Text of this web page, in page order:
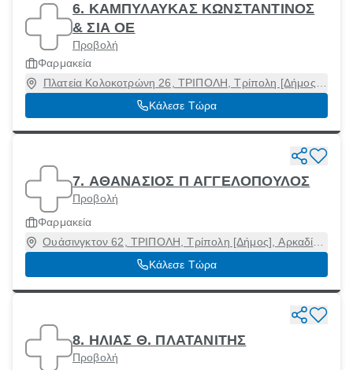
6. ΚΑΜΠΥΛΑΥΚΑΣ ΚΩΝΣΤΑΝΤΙΝΟΣ
& ΣΙΑ ΟΕ
Προβολή
Φαρμακεία
Πλατεία Κολοκοτρώνη 26, ΤΡΙΠΟΛΗ, Τρίπολη [Δήμος],
Αρκαδία, 22100
Κάλεσε Τώρα
7. ΑΘΑΝΑΣΙΟΣ Π ΑΓΓΕΛΟΠΟΥΛΟΣ
Προβολή
Φαρμακεία
Ουάσινγκτον 62, ΤΡΙΠΟΛΗ, Τρίπολη [Δήμος], Αρκαδία,
22131
Κάλεσε Τώρα
8. ΗΛΙΑΣ Θ. ΠΛΑΤΑΝΙΤΗΣ
Προβολή